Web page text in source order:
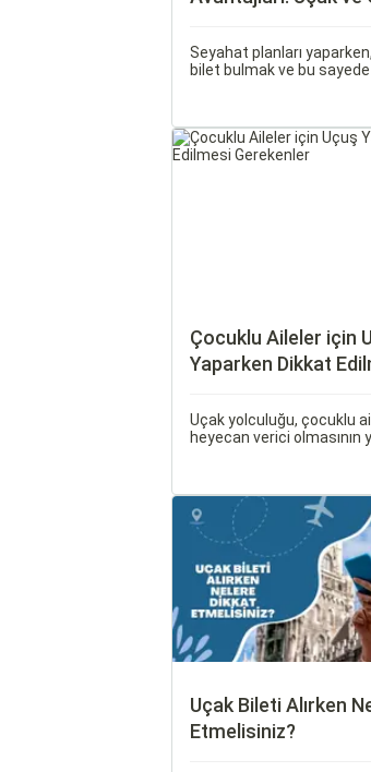
Seyahat planları
bilet bulmak ve bu
aynı zamanda daha
deneyimi yaşamanızı
Çocuklu Aileler için
Yaparken Dikkat
Uçak yolculuğu, çocuklu
heyecan verici olmasının
hale getirebilirsiniz.
Uçak Bileti Alırken
Etmelisiniz?